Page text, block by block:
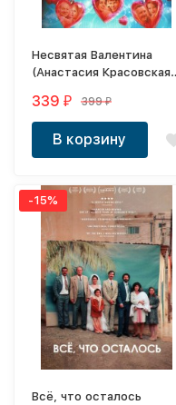
Несвятая Валентина
(Анастасия Красовская,
339₽ 399₽
В корзину
-15%
Всё, что осталось